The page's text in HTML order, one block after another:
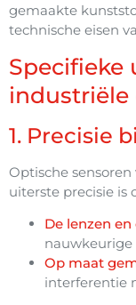
gemaakte
technische eisen
Specifieke
industriële
1. Precisie
Optische
uiterste precisie is
De lenzen
Op maat
interferentie